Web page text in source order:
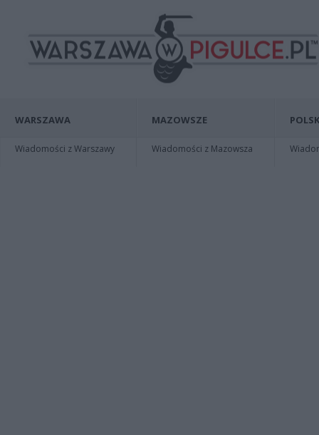
WARSZAWA
Wiadomości z Warszawy
MAZOWSZE
Wiadomości z Mazowsza